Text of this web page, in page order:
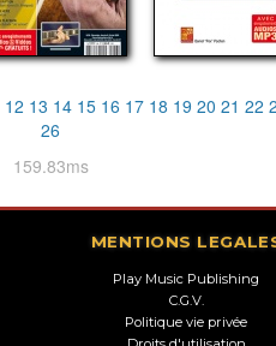
12 13 14 15 16 17 18 19 20 21 22
26
159.83ms
MENTIONS
Play Music Publishing
C.G.V.
Politique vie privée